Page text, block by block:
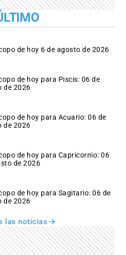
de hoy 6 de agosto de 2026
de hoy para Piscis: 06 de
de 2026
de hoy para Acuario: 06 de
de 2026
de hoy para Capricornio: 06
de 2026
de hoy para Sagitario: 06 de
de 2026
las noticias